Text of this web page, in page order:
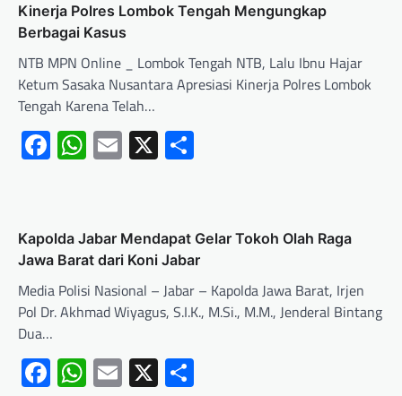
Kinerja Polres Lombok Tengah Mengungkap
Berbagai Kasus
NTB MPN Online _ Lombok Tengah NTB, Lalu Ibnu Hajar
Ketum Sasaka Nusantara Apresiasi Kinerja Polres Lombok
Tengah Karena Telah…
Facebook
WhatsApp
Email
X
Kapolda Jabar Mendapat Gelar Tokoh Olah Raga
Jawa Barat dari Koni Jabar
Media Polisi Nasional – Jabar – Kapolda Jawa Barat, Irjen
Pol Dr. Akhmad Wiyagus, S.I.K., M.Si., M.M., Jenderal Bintang
Dua…
Facebook
WhatsApp
Email
X